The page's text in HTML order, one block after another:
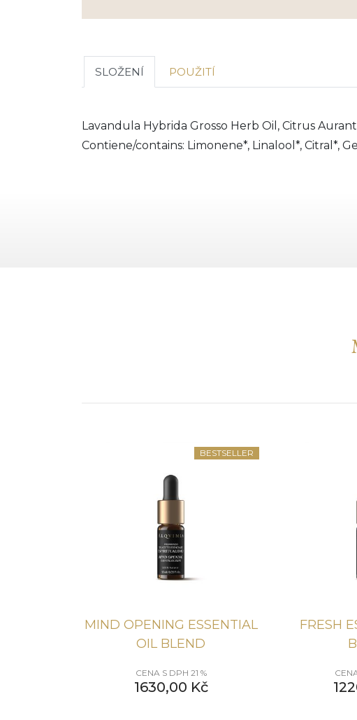
SLOŽENÍ POUŽITÍ
Lavandula Hybrida Grosso Herb Oil, Citrus
Contiene/contains: Limonene*, Linalool*, Citral*,
BESTSELLER
MIND OPENING ESSENTIAL
OIL BLEND
CENA S DPH 21 %
1630,00 Kč
FRESH